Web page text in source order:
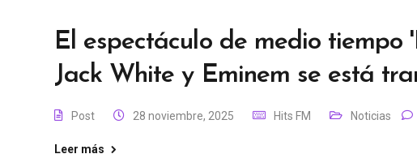
El espectáculo de medio tiempo
Jack White y Eminem se está
Post 28 noviembre, 2025 Hits FM Noticias
Leer más